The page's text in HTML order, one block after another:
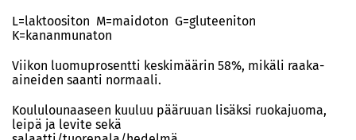
L=laktoositon M=maidoton G=gluteeniton
K=kananmunaton
Viikon luomuprosentti keskimäärin 58%, mikäli raaka-
aineiden saanti normaali.
Koululounaaseen kuuluu pääruuan lisäksi ruokajuoma,
leipä ja levite sekä